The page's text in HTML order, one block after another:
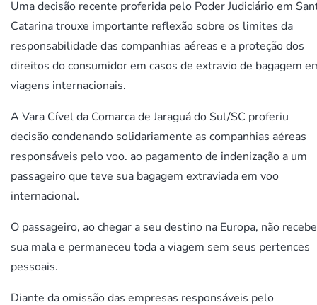
Uma decisão recente proferida pelo Poder Judiciário em
Catarina trouxe importante reflexão sobre os limites da
responsabilidade das companhias aéreas e a proteção dos
direitos do consumidor em casos de extravio de bagagem
viagens internacionais.
A Vara Cível da Comarca de Jaraguá do Sul/SC proferiu
decisão condenando solidariamente as companhias aéreas
responsáveis pelo voo. ao pagamento de indenização a um
passageiro que teve sua bagagem extraviada em voo
internacional.
O passageiro, ao chegar a seu destino na Europa, não
sua mala e permaneceu toda a viagem sem seus pertences
pessoais.
Diante da omissão das empresas responsáveis pelo